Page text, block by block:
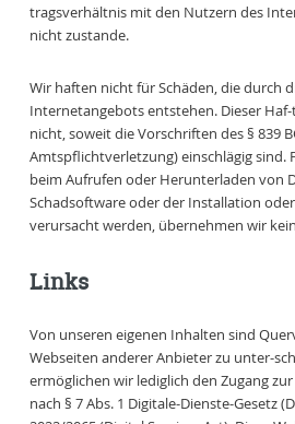
tragsverhältnis mit den Nutzern des
nicht zustande.
Wir haften nicht für Schäden, die durch
Internetangebots entstehen. Dieser
nicht, soweit die Vorschriften des § 839
Amtspflichtverletzung) einschlägig sind.
beim Aufrufen oder Herunterladen von
Schadsoftware oder der Installation
verursacht werden, übernehmen wir
Links
Von unseren eigenen Inhalten sind
Webseiten anderer Anbieter zu unter-
ermöglichen wir lediglich den Zugang
nach § 7 Abs. 1 Digitale-Dienste-Gesetz